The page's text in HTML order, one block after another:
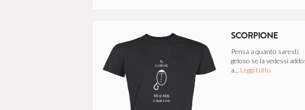
SCORPIONE
Pensa a quanto saresti
geloso se la vedessi
a... Leggi tutto